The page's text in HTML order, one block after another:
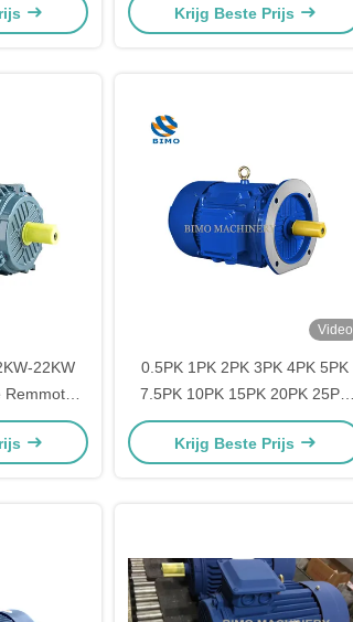
AC Motor
motor
Krijg Beste Prijs
22KW
Elektrische
Video
0.5PK 1PK 2PK 3PK 4PK 5PK
7.5PK 10PK 15PK 20PK 25PK
30PK 40PK 50PK 60PK 74PK
Driefasige AC Asynchrone
Krijg Beste Prijs